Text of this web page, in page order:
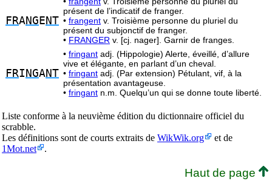
FRANG E NT
présent de l’indicatif de franger.
• frangent v. Troisième personne du pluriel du
présent du subjonctif de franger.
• FRANGER v. [cj. nager]. Garnir de franges.
FRI NGANT
• fringant adj. (Hippologie) Alerte, éveillé, d’allure
vive et élégante, en parlant d’un cheval.
• fringant adj. (Par extension) Pétulant, vif, à la
présentation avantageuse.
• fringant n.m. Quelqu’un qui se donne toute liberté.
Liste conforme à la neuvième édition du dictionnaire officiel du
scrabble.
Les définitions sont de courts extraits de WikWik.org
et de
1Mot.net
.
Haut de page